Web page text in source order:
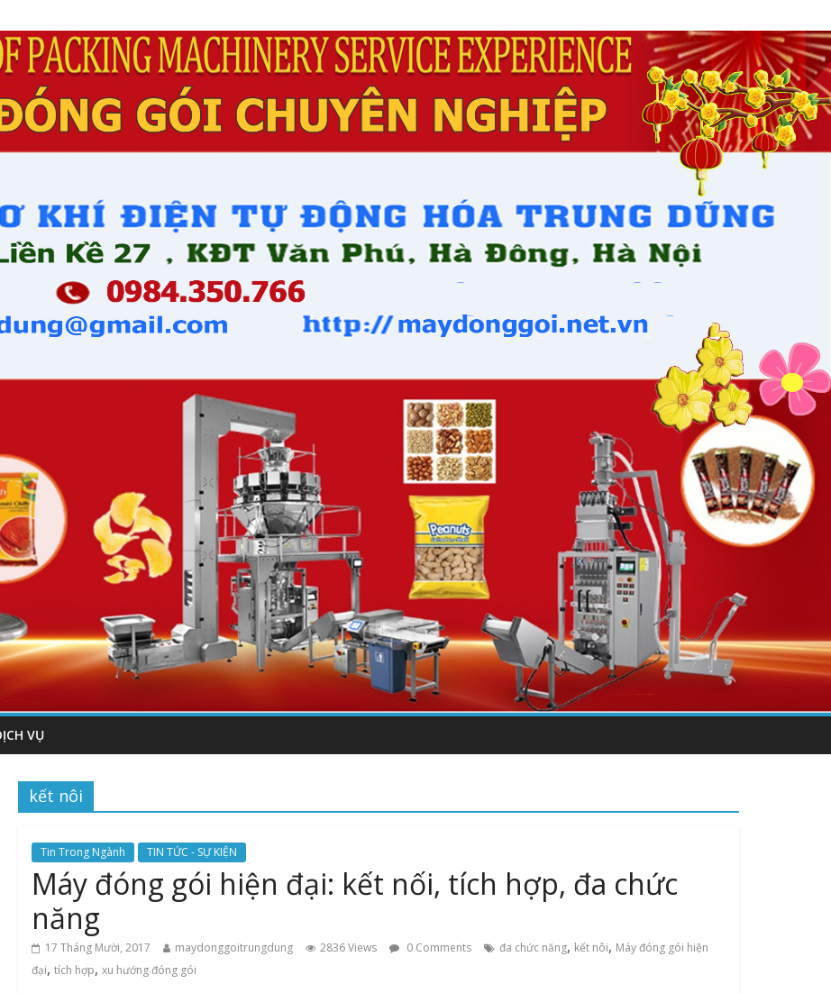
VỤ
kết nôi
Tin Trong Ngành TIN TỨC - SỰ KIỆN
Máy đóng gói hiện đại: kết nối, tích hợp, đa chức
năng
17 Tháng Mười, 2017 maydonggoitrungdung 2836 Views 0 Comments đa chức năng, kết nôi, Máy đóng gói hiện
đại, tích hợp, xu hướng đóng gói